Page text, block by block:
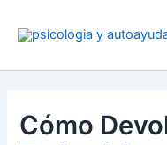
Cómo